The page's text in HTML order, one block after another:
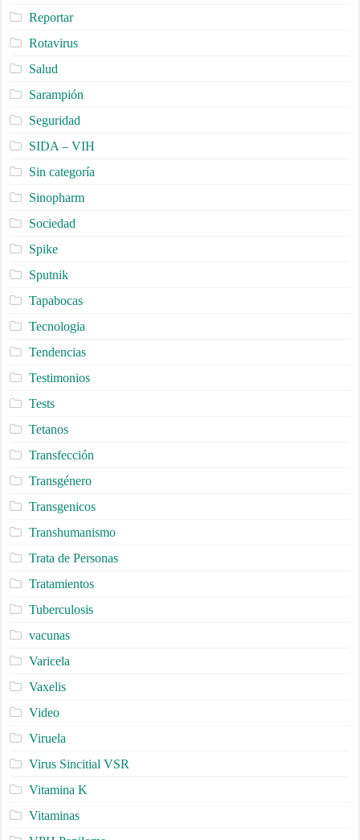
Reportar
Rotavirus
Salud
Sarampión
Seguridad
SIDA – VIH
Sin categoría
Sinopharm
Sociedad
Spike
Sputnik
Tapabocas
Tecnologia
Tendencias
Testimonios
Tests
Tetanos
Transfección
Transgénero
Transgenicos
Transhumanismo
Trata de Personas
Tratamientos
Tuberculosis
vacunas
Varicela
Vaxelis
Video
Viruela
Virus Sincitial VSR
Vitamina K
Vitaminas